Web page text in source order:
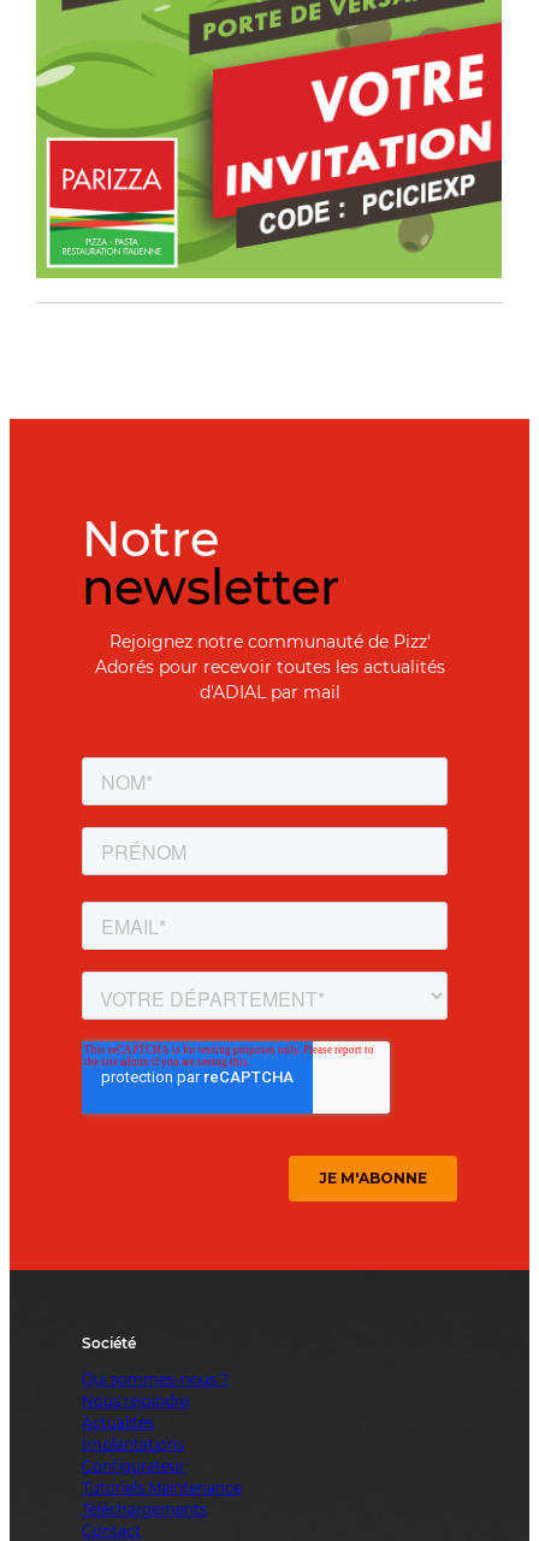
Notre
newsletter
Rejoignez notre communauté de Pizz'
Adorés pour recevoir toutes les actualités
d'ADIAL par mail
Société
Qui sommes-nous ?
Nous rejoindre
Actualités
Implantations
Configurateur
Tutoriels Maintenance
Téléchargements
Contact